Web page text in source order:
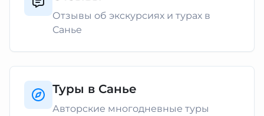
Отзывы об экскурсиях и турах в
Санье
Туры в Санье
Авторские многодневные туры